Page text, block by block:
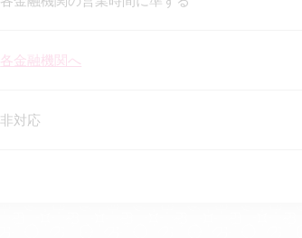
各金融機関へ
非対応